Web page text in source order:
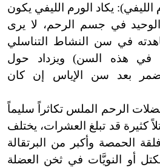
الليفي): يكاد الورم الليفي يكون
الوحيد في جسم الرحم، لا يرى
في سن النشاط التناسلي
في هذه السن) ويزداد حول
ويضمر بعد سن الإياس إن كان
الرحم الملس تكاثراً سليماً
كثيرة قد تبلغ العشرات، يختلف
الحمصة وأكبر من البرتقالة
أو النويَّات في ثخن العضلة